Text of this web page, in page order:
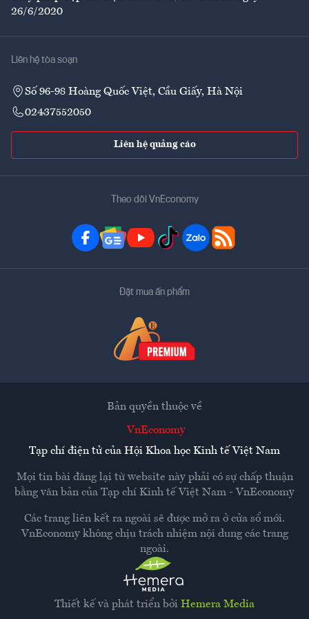
26/6/2020
Liên hệ tòa soạn
Số 96-98 Hoàng Quốc Việt, Cầu Giấy, Hà Nội
02437552050
Liên hệ quảng cáo
Theo dõi VnEconomy
Đặt mua ấn phẩm
Thiết kế và phát triển bởi Hemera Media
Bản quyền thuộc về
VnEconomy
Tạp chí điện tử của Hội Khoa học Kinh tế Việt Nam
Mọi tin bài đăng lại từ website này phải có sự chấp thuận
bằng văn bản của Tạp chí Kinh tế Việt Nam - VnEconomy
Các trang liên kết ra ngoài sẽ được mở ra ở cửa sổ mới.
VnEconomy không chịu trách nhiệm nội dung các trang
ngoài.